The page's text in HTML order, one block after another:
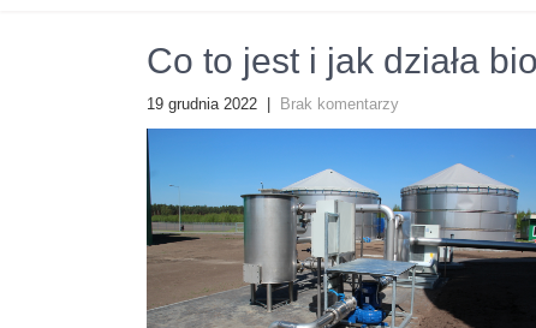
Co to jest i jak działa
19 grudnia 2022
Brak komentarzy